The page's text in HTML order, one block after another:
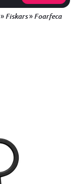
» Fiskars» Foarfeca